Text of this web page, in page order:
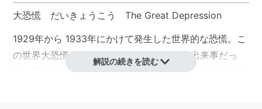
大恐慌 だいきょうこう The Great Depression
1929年から 1933年にかけて発生した世界的な恐慌。こ
の世界大恐慌は，次の三つの点で画期的な出来事だっ
た。第 1 は，それが歴史上最も激しく，かつ世界経済全
解説の続きを読む